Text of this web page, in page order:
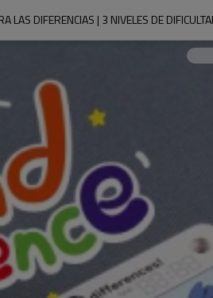
LAS DIFERENCIAS | 3 NIVELES DE